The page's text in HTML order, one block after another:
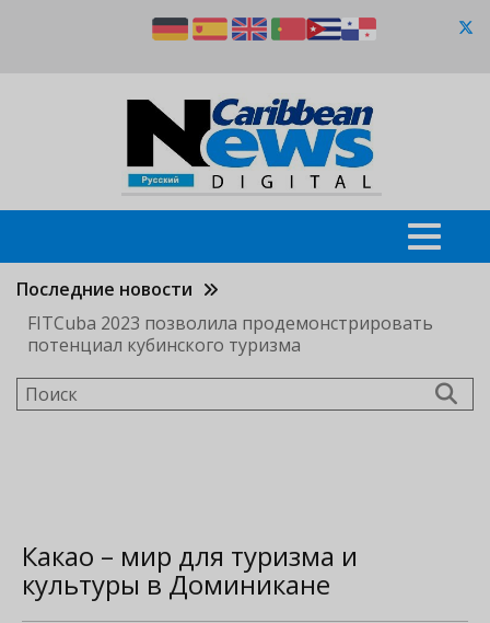
Последние новости
FITCuba 2023 позволила продемонстрировать
потенциал кубинского туризма
Поиск
Какао – мир для туризма и
культуры в Доминикане